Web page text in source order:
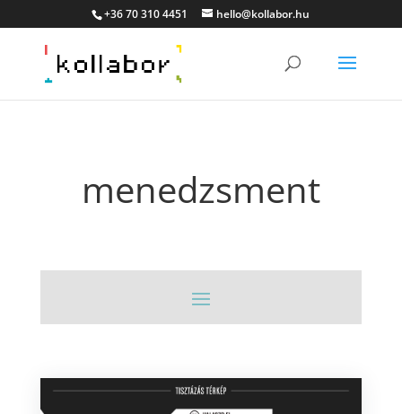
+36 70 310 4451 hello@kollabor.hu
menedzsment